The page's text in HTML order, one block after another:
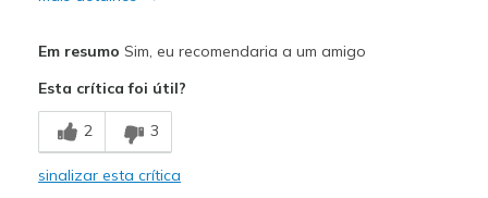
Comfortable
Stylish
Em resumo Sim, eu recomendaria a um amigo
Esta crítica foi útil?
2 3
sinalizar esta crítica